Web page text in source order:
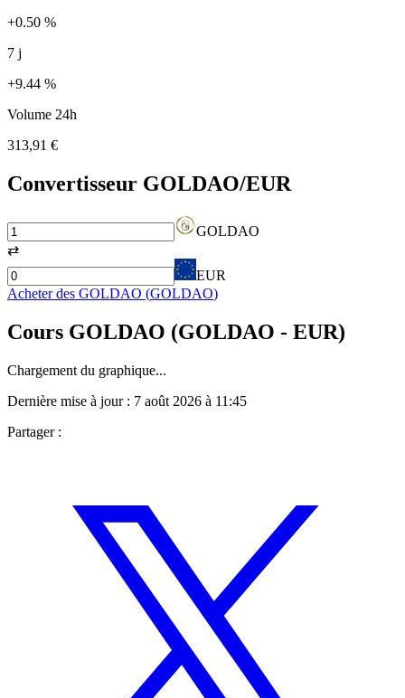
+0.50 %
7 j
+9.44 %
Volume 24h
313,91 €
Convertisseur GOLDAO/EUR
GOLDAO
⇄
EUR
Acheter des GOLDAO (GOLDAO)
Cours GOLDAO (GOLDAO - EUR)
Chargement du graphique...
Dernière mise à jour : 7 août 2026 à 11:45
Partager :